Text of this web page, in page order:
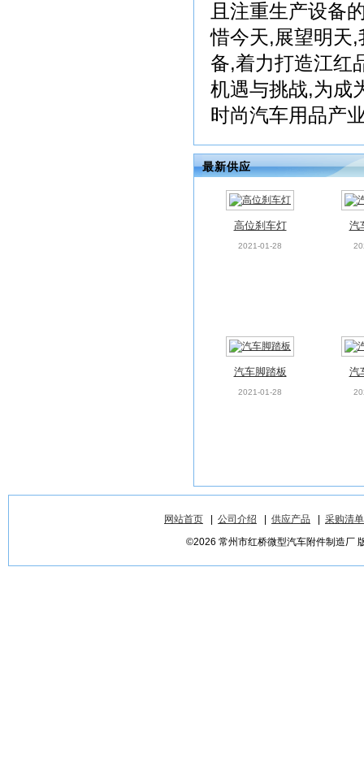
且注重生产设备
惜今天,展望明天
备,着力打造江红
机遇与挑战,为成
时尚汽车用品产
最新供应
高位刹车灯
2021-01-28
汽
汽车脚踏板
2021-01-28
汽
网站首页 公司介绍 供应产品
采购清单
©2026 常州市红桥微型汽车附件制造厂